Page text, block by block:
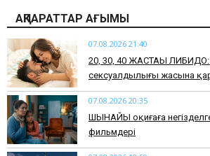
АҚПАРАТТАР АҒЫМЫ
07.08.2026 21:40
​20, 30, 40 ЖАСТАҒЫ ЛИБИДО:
сексуалдылығы жасына
07.08.2026 20:35
​ШЫНАЙЫ оқиғаға
фильмдері